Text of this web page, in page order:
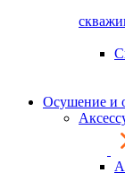
Осушение и